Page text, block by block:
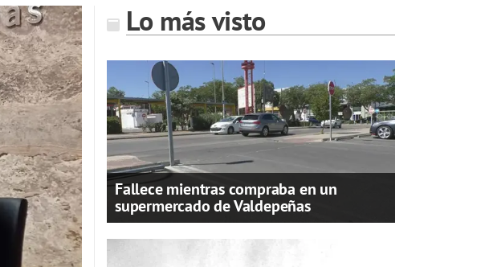
Lo más visto
Fallece mientras compraba en un
supermercado de Valdepeñas